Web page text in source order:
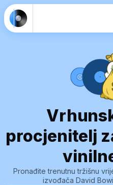
procjenitelj
Pronađite trenutnu tržišnu
izvođača David